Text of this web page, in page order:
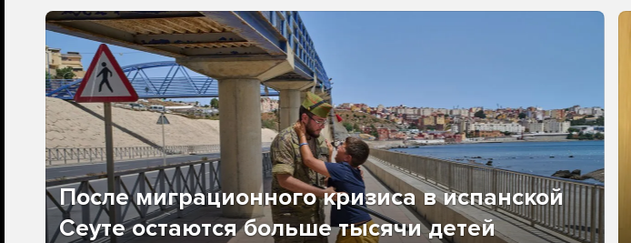
После миграционного кризиса в испанской
Сеуте остаются больше тысячи детей